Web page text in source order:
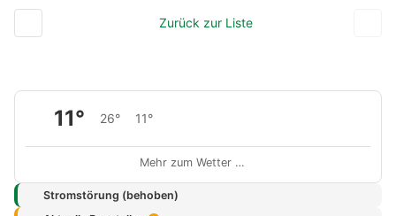
Zurück zur Liste
11° 26° 11°
Mehr zum Wetter …
Stromstörung (behoben)